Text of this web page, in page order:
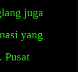
juga
yang
Pusat